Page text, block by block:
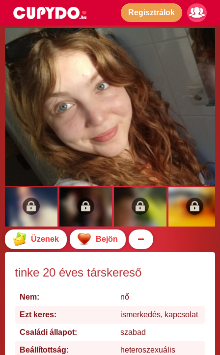
Regisztrálok
Üzenek Bejön
tinke 20 éves társkereső
Nem: nő
Ezt keres: ismerkedés, kapcsolat
Családi állapot: szabad
Beállítottság: heteroszexuális